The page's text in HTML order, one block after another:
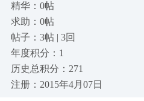
精华：0帖
求助：0帖
帖子：3帖 | 3回
年度积分：1
历史总积分：271
注册：2015年4月07日